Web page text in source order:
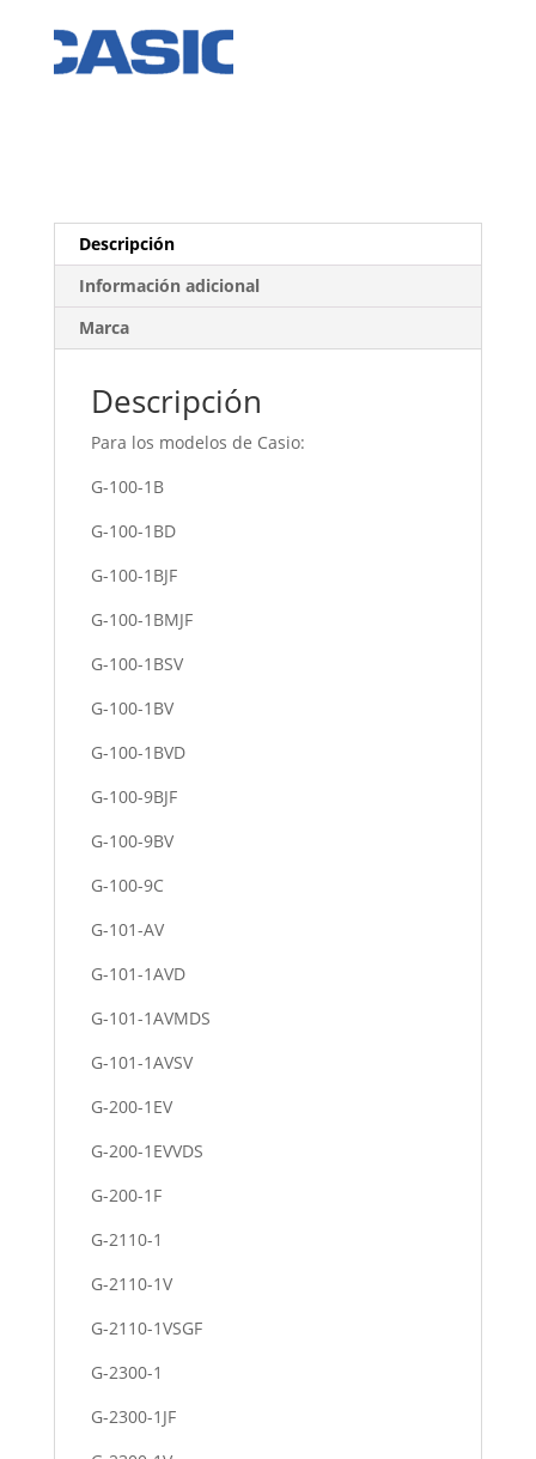
Descripción
Información adicional
Marca
Descripción
Para los modelos de Casio:
G-100-1B
G-100-1BD
G-100-1BJF
G-100-1BMJF
G-100-1BSV
G-100-1BV
G-100-1BVD
G-100-9BJF
G-100-9BV
G-100-9C
G-101-AV
G-101-1AVD
G-101-1AVMDS
G-101-1AVSV
G-200-1EV
G-200-1EVVDS
G-200-1F
G-2110-1
G-2110-1V
G-2110-1VSGF
G-2300-1
G-2300-1JF